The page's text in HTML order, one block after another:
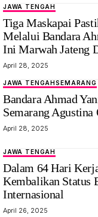
JAWA TENGAH
Tiga Maskapai
Melalui Bandara
Ini Marwah Jateng
April 28, 2025
JAWA TENGAHSEMARANG
Bandara Ahmad
Semarang
April 28, 2025
JAWA TENGAH
Dalam 64 Hari
Kembalikan Status
Internasional
April 26, 2025